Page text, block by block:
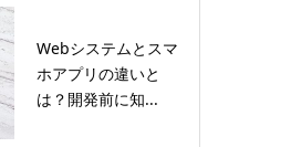
Webシステムとスマ
ホアプリの違いと
は？開発前に知...